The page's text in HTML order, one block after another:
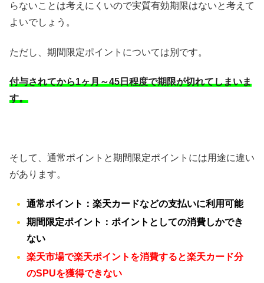
らないことは考えにくいので実質有効期限はないと考えて
よいでしょう。
ただし、期間限定ポイントについては別です。
付与されてから1ヶ月～45日程度で期限が切れてしまいま
す。
そして、通常ポイントと期間限定ポイントには用途に違い
があります。
通常ポイント：楽天カードなどの支払いに利用可能
期間限定ポイント：ポイントとしての消費しかでき
ない
楽天市場で楽天ポイントを消費すると楽天カード分
のSPUを獲得できない